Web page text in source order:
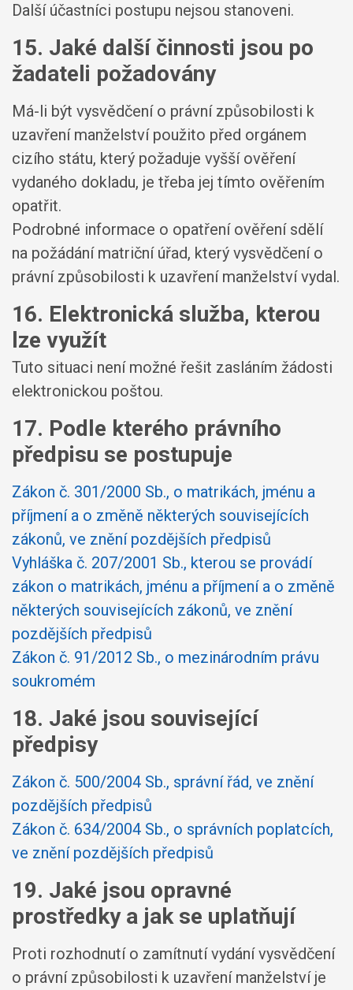
Další účastníci postupu nejsou stanoveni.
15. Jaké další činnosti jsou po
žadateli požadovány
Má-li být vysvědčení o právní způsobilosti k
uzavření manželství použito před orgánem
cizího státu, který požaduje vyšší ověření
vydaného dokladu, je třeba jej tímto ověřením
opatřit.
Podrobné informace o opatření ověření sdělí
na požádání matriční úřad, který vysvědčení o
právní způsobilosti k uzavření manželství vydal.
16. Elektronická služba, kterou
lze využít
Tuto situaci není možné řešit zasláním žádosti
elektronickou poštou.
17. Podle kterého právního
předpisu se postupuje
Zákon č. 301/2000 Sb., o matrikách, jménu a
příjmení a o změně některých souvisejících
zákonů, ve znění pozdějších předpisů
Vyhláška č. 207/2001 Sb., kterou se provádí
zákon o matrikách, jménu a příjmení a o změně
některých souvisejících zákonů, ve znění
pozdějších předpisů
Zákon č. 91/2012 Sb., o mezinárodním právu
soukromém
18. Jaké jsou související
předpisy
Zákon č. 500/2004 Sb., správní řád, ve znění
pozdějších předpisů
Zákon č. 634/2004 Sb., o správních poplatcích,
ve znění pozdějších předpisů
19. Jaké jsou opravné
prostředky a jak se uplatňují
Proti rozhodnutí o zamítnutí vydání vysvědčení
o právní způsobilosti k uzavření manželství je